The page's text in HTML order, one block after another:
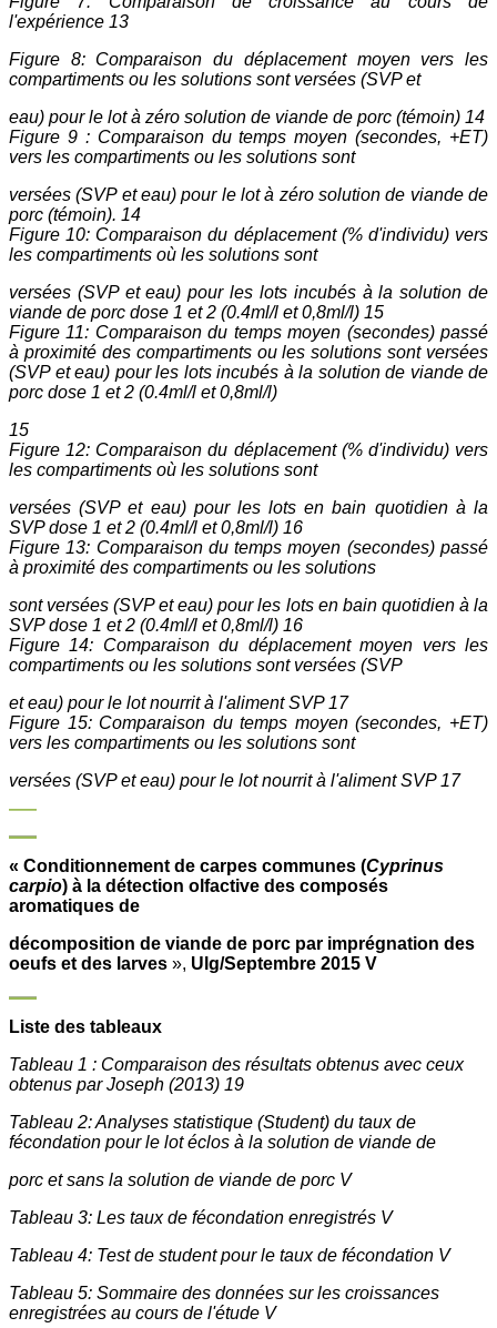
l'expérience 13
Figure 8: Comparaison du déplacement moyen vers les
compartiments ou les solutions sont versées (SVP et
eau) pour le lot à zéro solution de viande de porc (témoin) 14
Figure 9 : Comparaison du temps moyen (secondes, +ET)
vers les compartiments ou les solutions sont
versées (SVP et eau) pour le lot à zéro solution de viande de
porc (témoin). 14
Figure 10: Comparaison du déplacement (% d'individu) vers
les compartiments où les solutions sont
versées (SVP et eau) pour les lots incubés à la solution de
viande de porc dose 1 et 2 (0.4ml/l et 0,8ml/l) 15
Figure 11: Comparaison du temps moyen (secondes) passé
à proximité des compartiments ou les solutions sont versées
(SVP et eau) pour les lots incubés à la solution de viande de
porc dose 1 et 2 (0.4ml/l et 0,8ml/l)
15
Figure 12: Comparaison du déplacement (% d'individu) vers
les compartiments où les solutions sont
versées (SVP et eau) pour les lots en bain quotidien à la
SVP dose 1 et 2 (0.4ml/l et 0,8ml/l) 16
Figure 13: Comparaison du temps moyen (secondes) passé
à proximité des compartiments ou les solutions
sont versées (SVP et eau) pour les lots en bain quotidien à la
SVP dose 1 et 2 (0.4ml/l et 0,8ml/l) 16
Figure 14: Comparaison du déplacement moyen vers les
compartiments ou les solutions sont versées (SVP
et eau) pour le lot nourrit à l'aliment SVP 17
Figure 15: Comparaison du temps moyen (secondes, +ET)
vers les compartiments ou les solutions sont
versées (SVP et eau) pour le lot nourrit à l'aliment SVP 17
« Conditionnement de carpes communes (Cyprinus
carpio) à la détection olfactive des composés
aromatiques de
décomposition de viande de porc par imprégnation des
oeufs et des larves », Ulg/Septembre 2015 V
Liste des tableaux
Tableau 1 : Comparaison des résultats obtenus avec ceux
obtenus par Joseph (2013) 19
Tableau 2: Analyses statistique (Student) du taux de
fécondation pour le lot éclos à la solution de viande de
porc et sans la solution de viande de porc V
Tableau 3: Les taux de fécondation enregistrés V
Tableau 4: Test de student pour le taux de fécondation V
Tableau 5: Sommaire des données sur les croissances
enregistrées au cours de l'étude V